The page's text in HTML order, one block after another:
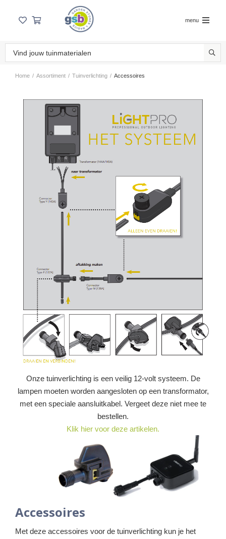
menu
Home / Assortiment / Tuinverlichting / Accessoires
Onze tuinverlichting is een veilig 12-volt systeem. De
lampen moeten worden aangesloten op een transformator,
met een speciale aansluitkabel. Vergeet deze niet mee te
bestellen.
Klik hier voor deze artikelen.
Accessoires
Met deze accessoires voor de tuinverlichting kun je het